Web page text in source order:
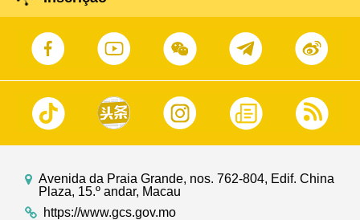
atribuição de prémios dos concursos de
composição e de vídeos de curta-metragem.
Avenida da Praia Grande, nos. 762-804, Edif. China
Plaza, 15.º andar, Macau
https://www.gcs.gov.mo